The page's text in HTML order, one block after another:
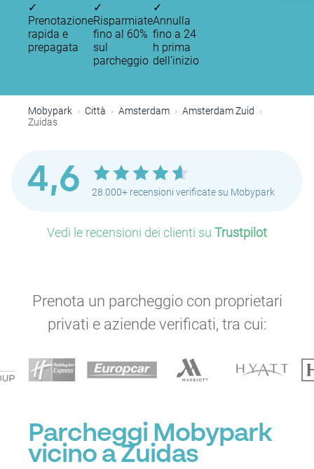
✓
Prenotazione
rapida e
prepagata
✓
Risparmiate
fino al 60%
sul
parcheggio
✓
Annulla
fino a 24
h prima
dell’inizio
Mobypark Città Amsterdam
Amsterdam Zuid
Zuidas
4,6 28.000+ recensioni verificate su Mobypark
Vedi le recensioni dei clienti su Trustpilot
Prenota un parcheggio con proprietari
privati e aziende verificati, tra cui:
Parcheggi Mobypark
vicino a Zuidas
P
P
P
P